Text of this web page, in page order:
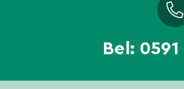
Bel: 0591